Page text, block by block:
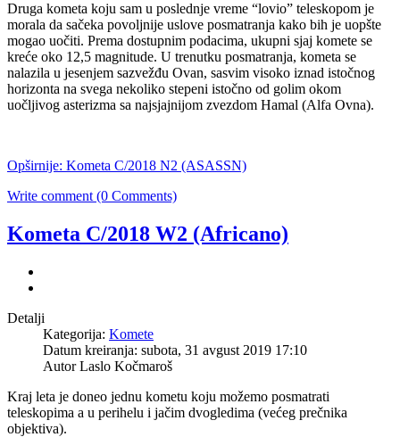
Druga kometa koju sam u poslednje vreme “lovio” teleskopom je
morala da sačeka povoljnije uslove posmatranja kako bih je uopšte
mogao uočiti. Prema dostupnim podacima, ukupni sjaj komete se
kreće oko 12,5 magnitude. U trenutku posmatranja, kometa se
nalazila u jesenjem sazvežđu Ovan, sasvim visoko iznad istočnog
horizonta na svega nekoliko stepeni istočno od golim okom
uočljivog asterizma sa najsjajnijom zvezdom Hamal (Alfa Ovna).
Opširnije: Kometa C/2018 N2 (ASASSN)
Write comment (0 Comments)
Kometa C/2018 W2 (Africano)
Detalji
Kategorija: Komete
Datum kreiranja: subota, 31 avgust 2019 17:10
Autor Laslo Kočmaroš
Kraj leta je doneo jednu kometu koju možemo posmatrati
teleskopima a u perihelu i jačim dvogledima (većeg prečnika
objektiva).